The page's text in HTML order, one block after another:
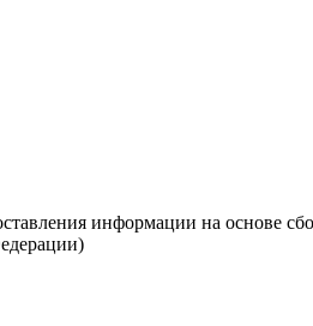
информации на основе